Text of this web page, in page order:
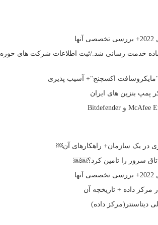
آماده خدمت رسانی شد./ثبت اطلاعات شرکت های حوزه
اکسچنج"+ آسیب پذیری
پمپ بنزین های ایران
سرور را تامین کرد؟￼￼
مرکز داده + تاریخچه آن
دیتاسنتر(مرکز داده)